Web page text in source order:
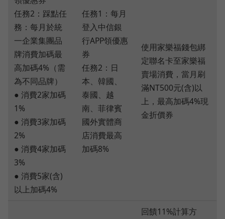
任務2：踩點任
務：每月於統
一企業集團品
牌消費加碼最
高加碼4%（需
為不同品牌）
● 消費2家加碼
1%
● 消費3家加碼
2%
● 消費4家加碼
3%
● 消費5家(含)
以上加碼4%
任務1：每月
登入中信銀
行APP領優惠
券
任務2：日
本、韓國、
泰國、越
南、菲律賓
國外實體商
店消費最高
加碼8%
使用家樂福錢包綁
定聯名卡至家樂福
賣場消費，當月刷
滿NT500元(含)以
上，最高加碼4%現
金折價券
回饋11%計算方